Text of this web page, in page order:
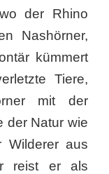
der Rhino
Nashörner,
kümmert
Tiere,
mit der
der Natur wie
Wilderer aus
reist er als